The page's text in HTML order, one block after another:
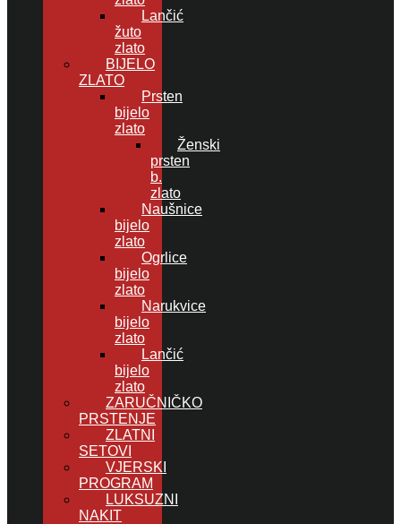
Lančić
žuto
zlato
BIJELO
ZLATO
Prsten
bijelo
zlato
Ženski
prsten
b.
zlato
Naušnice
bijelo
zlato
Ogrlice
bijelo
zlato
Narukvice
bijelo
zlato
Lančić
bijelo
zlato
ZARUČNIČKO
PRSTENJE
ZLATNI
SETOVI
VJERSKI
PROGRAM
LUKSUZNI
NAKIT